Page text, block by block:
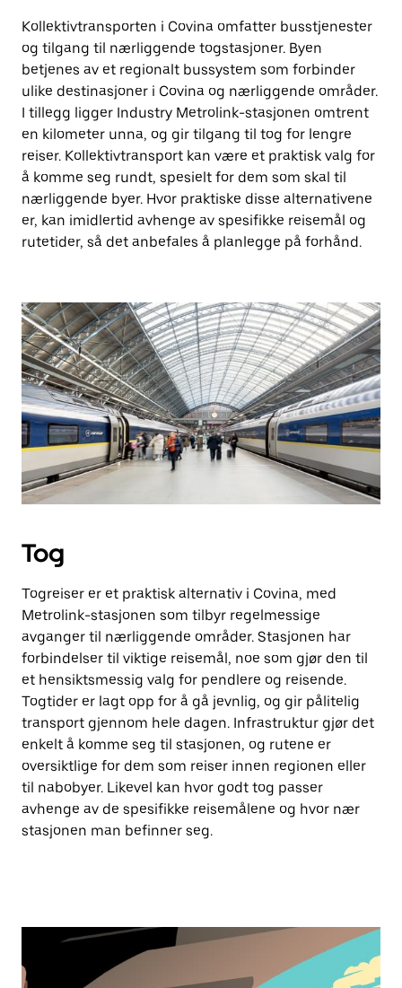
Kollektivtransporten i Covina omfatter busstjenester
og tilgang til nærliggende togstasjoner. Byen
betjenes av et regionalt bussystem som forbinder
ulike destinasjoner i Covina og nærliggende områder.
I tillegg ligger Industry Metrolink-stasjonen omtrent
en kilometer unna, og gir tilgang til tog for lengre
reiser. Kollektivtransport kan være et praktisk valg for
å komme seg rundt, spesielt for dem som skal til
nærliggende byer. Hvor praktiske disse alternativene
er, kan imidlertid avhenge av spesifikke reisemål og
rutetider, så det anbefales å planlegge på forhånd.
Tog
Togreiser er et praktisk alternativ i Covina, med
Metrolink-stasjonen som tilbyr regelmessige
avganger til nærliggende områder. Stasjonen har
forbindelser til viktige reisemål, noe som gjør den til
et hensiktsmessig valg for pendlere og reisende.
Togtider er lagt opp for å gå jevnlig, og gir pålitelig
transport gjennom hele dagen. Infrastruktur gjør det
enkelt å komme seg til stasjonen, og rutene er
oversiktlige for dem som reiser innen regionen eller
til nabobyer. Likevel kan hvor godt tog passer
avhenge av de spesifikke reisemålene og hvor nær
stasjonen man befinner seg.